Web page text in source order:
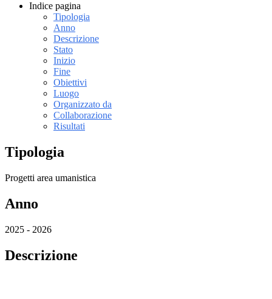
Indice pagina
Tipologia
Anno
Descrizione
Stato
Inizio
Fine
Obiettivi
Luogo
Organizzato da
Collaborazione
Risultati
Tipologia
Progetti area umanistica
Anno
2025 - 2026
Descrizione